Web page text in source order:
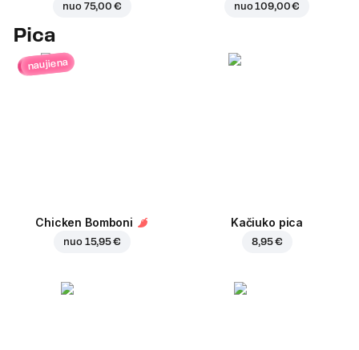
nuo 75,00 € nuo109,00 €
Pica
naujiena
Chicken Bomboni
nuo 15,95 €
Kačiuko pica
8,95 €